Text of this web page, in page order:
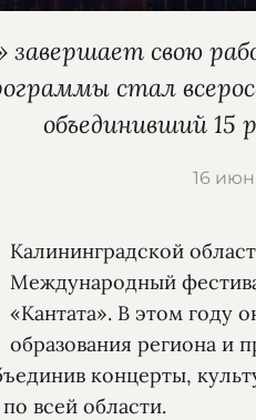
свою
стал
объединивший 15
16
Калининградской
Международный
«Кантата». В этом году
образования региона и
концерты,
всей области.